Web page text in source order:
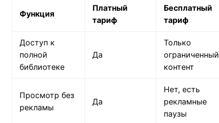
Функция
Платный
тариф
Бесплатный
тариф
Доступ к
полной
библиотеке
Да
Только
ограниченный
контент
Просмотр без
рекламы
Да
Нет, есть
рекламные
паузы